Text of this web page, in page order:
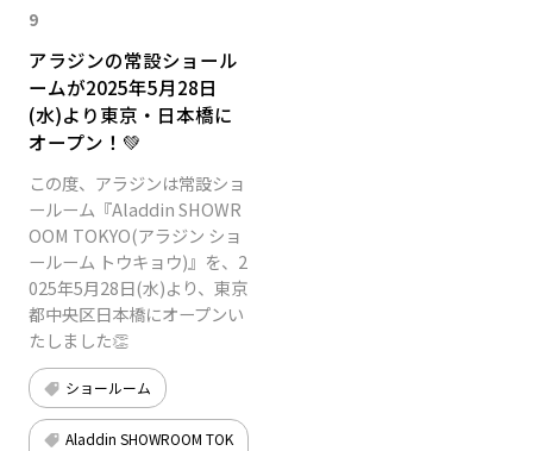
9
アラジンの常設ショール
ームが2025年5月28日
(水)より東京・日本橋に
オープン！💚
この度、アラジンは常設ショ
ールーム『Aladdin SHOWR
OOM TOKYO(アラジン ショ
ールーム トウキョウ)』を、2
025年5月28日(水)より、東京
都中央区日本橋にオープンい
たしました👏
ショールーム
Aladdin SHOWROOM TOK